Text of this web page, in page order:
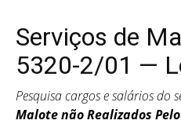
Serviços de
5320-2/01 —
Pesquisa cargos e salários do
Malote não Realizados